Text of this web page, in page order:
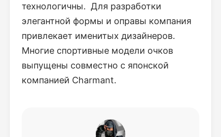
технологичны. Для разработки
элегантной формы и оправы компания
привлекает именитых дизайнеров.
Многие спортивные модели очков
выпущены совместно с японской
компанией Charmant.